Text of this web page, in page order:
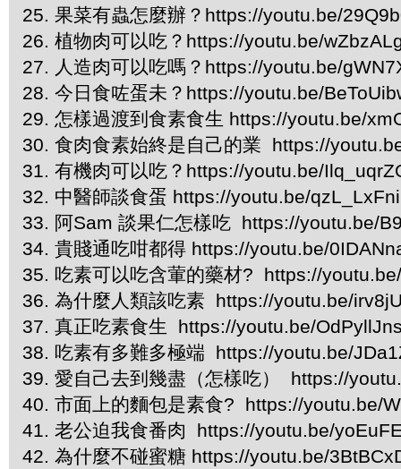
25. 果菜有蟲怎麼辦？https://youtu.be/
26. 植物肉可以吃？https://youtu.be/
27. 人造肉可以吃嗎？https://youtu.be/
28. 今日食咗蛋未？https://youtu.be/
29. 怎樣過渡到食素食生 https://youtu.be/
30. 食肉食素始終是自己的業 https://
31. 有機肉可以吃？https://youtu.be/
32. 中醫師談食蛋 https://youtu.be/
33. 阿Sam 談果仁怎樣吃 https://youtu.be/
34. 貴賤通吃咁都得 https://youtu.be/
35. 吃素可以吃含葷的藥材? https://
36. 為什麼人類該吃素 https://youtu.be/
37. 真正吃素食生 https://youtu.be/
38. 吃素有多難多極端 https://youtu.be/
39. 愛自己去到幾盡（怎樣吃） https://
40. 市面上的麵包是素食? https://youtu.be/
41. 老公迫我食番肉 https://youtu.be/
42. 為什麼不碰蜜糖 https://youtu.be/